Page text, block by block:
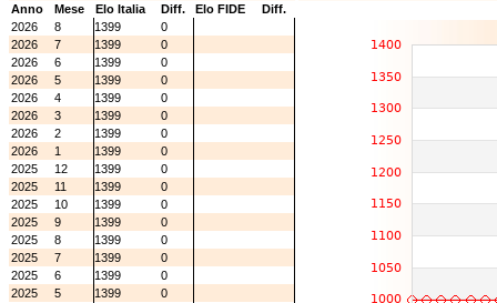
Anno
Mese Elo Italia Diff. Elo FIDE
Diff.
2026
8 1399
0
2026
7 1399
0
2026
6 1399
0
2026
5 1399
0
2026
4 1399
0
2026
3 1399
0
2026
2 1399
0
2026
1 1399
0
2025
12 1399
0
2025
11 1399
0
2025
10 1399
0
2025
9 1399
0
2025
8 1399
0
2025
7 1399
0
2025
6 1399
0
2025
5 1399
0